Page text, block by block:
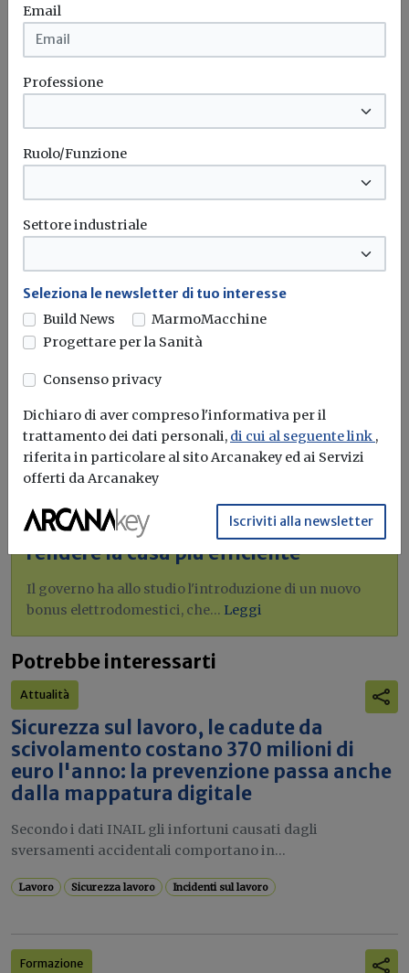
Idrogeno verde, una soluzione per
l'energia del futuro. Ma oggi è ancora
troppo caro
L'obiettivo crescita sostenibile è raggiungibile
attraverso l'utilizzo dell'idrogeno verde. Ma al
momento...Leggi
Bonus elettrodomestici green,
spunta il nuovo contributo per
rendere la casa più efficiente
Il governo ha allo studio l'introduzione di un nuovo
bonus elettrodomestici, che... Leggi
Potrebbe interessarti
Attualità
Sicurezza sul lavoro, le cadute da
scivolamento costano 370 milioni di
euro l'anno: la prevenzione passa anche
dalla mappatura digitale
Secondo i dati INAIL gli infortuni causati dagli
sversamenti accidentali comportano in...
Lavoro Sicurezza lavoro Incidenti sul lavoro
Formazione
Email
Professione
Ruolo/Funzione
Settore industriale
Seleziona le newsletter di tuo interesse
Build News
MarmoMacchine
Progettare per la Sanità
Consenso privacy
Dichiaro di aver compreso l'informativa per il
trattamento dei dati personali, di cui al seguente link ,
riferita in particolare al sito Arcanakey ed ai Servizi
offerti da Arcanakey
Iscriviti alla newsletter